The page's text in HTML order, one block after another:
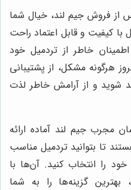
فروش جیم لند، خیال شما
کیفیت و قابل اعتماد راحت
خاطر از تردمیل خود
هرگونه مشکل، از پشتیبانی
شوید و از آرامش خاطر لذت
مجرب جیم لند آماده ارائه
تا بتوانید تردمیل مناسب
را انتخاب کنید. آن‌ها با
گزینه‌ها را به شما